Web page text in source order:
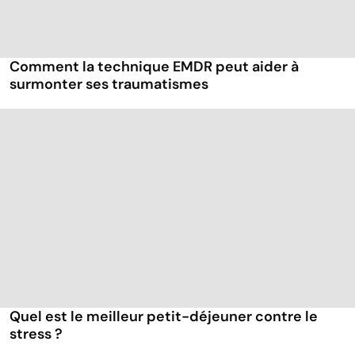
Comment la technique EMDR peut aider à
surmonter ses traumatismes
Quel est le meilleur petit-déjeuner contre le
stress ?